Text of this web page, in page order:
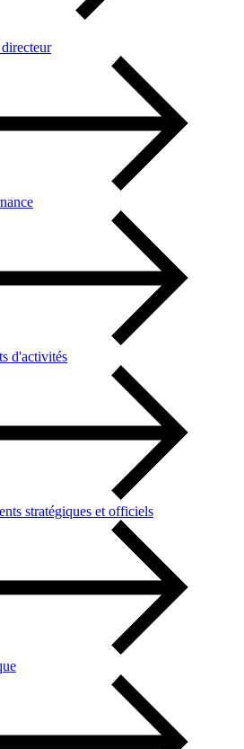
d'activités
stratégiques et officiels